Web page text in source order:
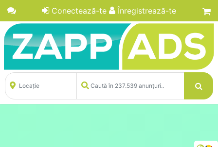
Conectează-te Înregistrează-te